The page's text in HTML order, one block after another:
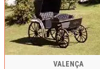
VALENÇA